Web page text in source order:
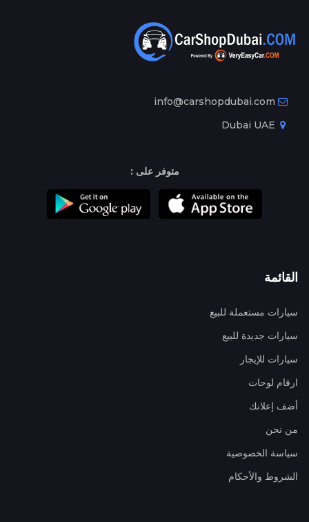
info@carshopdubai.com
متوفر على :
القائمة
سيارات مستعملة للبيع
سيارات جديدة للبيع
سيارات للإيجار
ارقام لوحات
أضف إعلانك
من نحن
سياسة الخصوصية
الشروط والأحكام